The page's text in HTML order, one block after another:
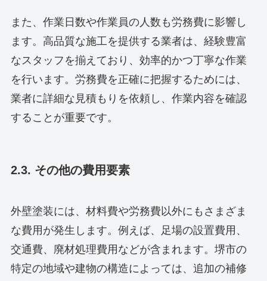
また、作業日数や作業員の人数も労務費に影響し
ます。高品質な施工を提供する業者は、経験豊富
なスタッフを揃えており、効率的かつ丁寧な作業
を行います。労務費を正確に把握するためには、
業者に詳細な見積もりを依頼し、作業内容を確認
することが重要です。
2.3. その他の費用要素
外壁塗装には、材料費や労務費以外にもさまざま
な費用が発生します。例えば、足場の設置費用、
交通費、廃材処理費用などが含まれます。堺市の
特定の地域や建物の構造によっては、追加の補修